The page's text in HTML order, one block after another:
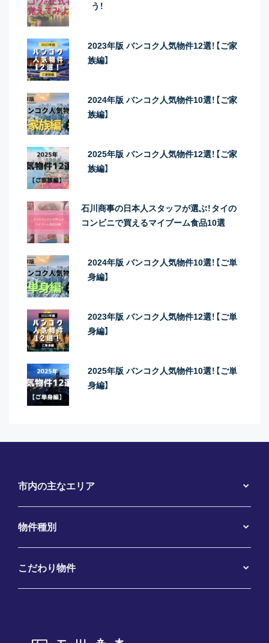
う！
2023年版 バンコク人気物件12選！【ご家
族編】
2024年版 バンコク人気物件10選！【ご家
族編】
2025年版 バンコク人気物件12選！【ご家
族編】
石川商事の日本人スタッフが選ぶ！タイの
コンビニで買えるマイブーム食品10選
2024年版 バンコク人気物件10選！【ご単
身編】
2023年版 バンコク人気物件12選！【ご単
身編】
2025年版 バンコク人気物件10選！【ご単
身編】
市内の主なエリア
物件種別
こだわり物件